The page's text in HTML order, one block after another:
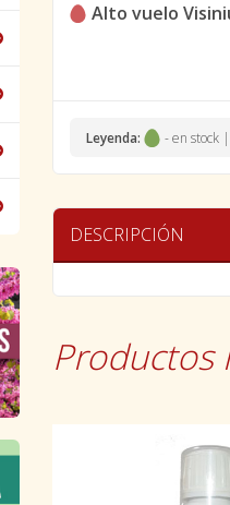
Alto vuelo
Leyenda: - en stock |
DESCRIPCIÓN
Productos